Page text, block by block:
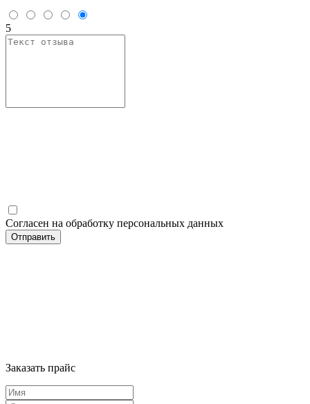
5
Согласен на обработку персональных данных
Заказать прайс